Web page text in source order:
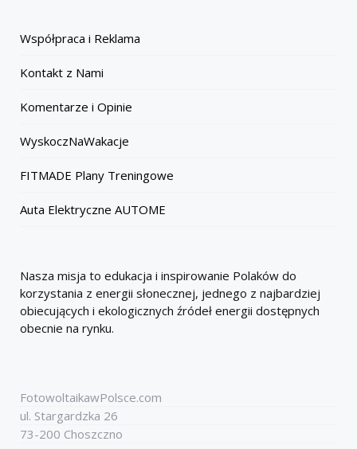
Współpraca i Reklama
Kontakt z Nami
Komentarze i Opinie
WyskoczNaWakacje
FITMADE Plany Treningowe
Auta Elektryczne AUTOME
Nasza misja to edukacja i inspirowanie Polaków do
korzystania z energii słonecznej, jednego z najbardziej
obiecujących i ekologicznych źródeł energii dostępnych
obecnie na rynku.
FotowoltaikawPolsce.com
ul. Stargardzka 26
73-200 Choszczno